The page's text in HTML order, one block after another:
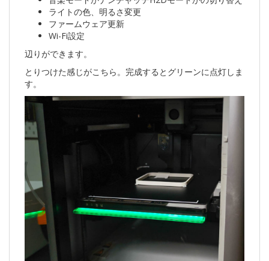
ライトの色、明るさ変更
ファームウェア更新
Wi-Fi設定
辺りができます。
とりつけた感じがこちら。完成するとグリーンに点灯しま
す。